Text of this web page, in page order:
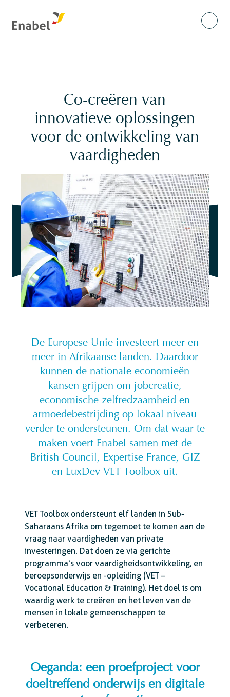
Co-creëren van
innovatieve oplossingen
voor de ontwikkeling van
vaardigheden
De Europese Unie investeert meer en
meer in Afrikaanse landen. Daardoor
kunnen de nationale economieën
kansen grijpen om jobcreatie,
economische zelfredzaamheid en
armoedebestrijding op lokaal niveau
verder te ondersteunen. Om dat waar te
maken voert Enabel samen met de
British Council, Expertise France, GIZ
en LuxDev VET Toolbox uit.
VET Toolbox ondersteunt elf landen in Sub-
Saharaans Afrika om tegemoet te komen aan de
vraag naar vaardigheden van private
investeringen. Dat doen ze via gerichte
programma’s voor vaardigheidsontwikkeling, en
beroepsonderwijs en -opleiding (VET –
Vocational Education & Training). Het doel is om
waardig werk te creëren en het leven van de
mensen in lokale gemeenschappen te
verbeteren.
Oeganda: een proefproject voor
doeltreffend onderwijs en digitale